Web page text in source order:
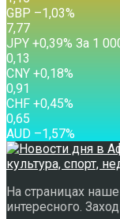
GBP –1,03%
7,77
JPY +0,39% За 1
0,13
CNY +0,18%
0,91
CHF +0,45%
0,65
AUD –1,57%
На страницах
интересного.